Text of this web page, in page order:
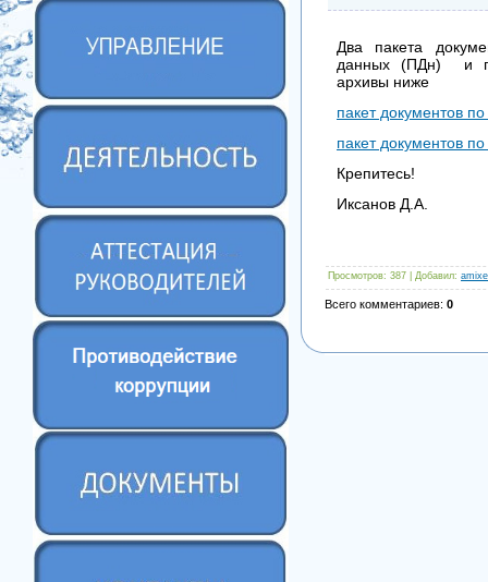
Два пакета
данных (ПДн) и
архивы ниже
пакет документов
пакет документов
Крепитесь!
Иксанов Д.А.
Просмотров: 387 | Добавил:
Всего комментариев: 0